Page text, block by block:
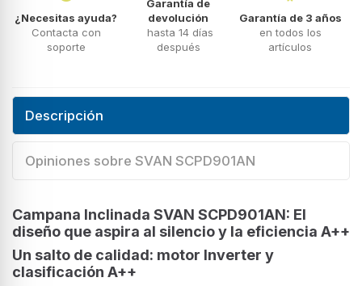
¿Necesitas ayuda?
Contacta con
soporte
Garantía de
devolución
hasta 14 días
después
Garantía de 3 años
en todos los
artículos
Descripción
Opiniones sobre SVAN SCPD901AN
Campana Inclinada SVAN SCPD901AN: El
diseño que aspira al silencio y la eficiencia A++
Un salto de calidad: motor Inverter y
clasificación A++